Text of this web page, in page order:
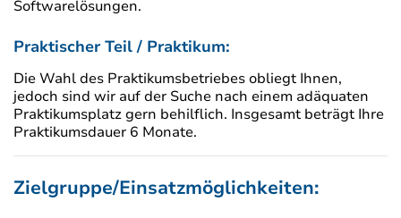
Softwarelösungen.
Praktischer Teil / Praktikum:
Die Wahl des Praktikumsbetriebes obliegt Ihnen,
jedoch sind wir auf der Suche nach einem adäquaten
Praktikumsplatz gern behilflich. Insgesamt beträgt Ihre
Praktikumsdauer 6 Monate.
Zielgruppe/Einsatzmöglichkeiten: